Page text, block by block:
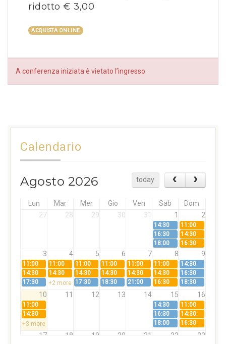
ridotto € 3,00
ACQUISTA ONLINE
A conferenza iniziata è vietato l’ingresso.
Calendario
Agosto 2026 today
Lun Mar Mer Gio Ven Sab
Dom
27
28 29 30 31 1 2
14:30
11:00
16:30
14:30
18:00
16:30
3 4 5 6 7 8 9
11:00 11:00 11:00 11:00 11:00 11:00
14:30
14:30
14:30 14:30 14:30 14:30 14:30
16:30
17:30
+2 more 17:30 18:30 21:00 16:30 18:30
10 11 12 13 14 15 16
11:00 14:30
11:00
14:30
16:30
14:30
+3 more
18:00 16:30
17 18 19 20 21 22 23